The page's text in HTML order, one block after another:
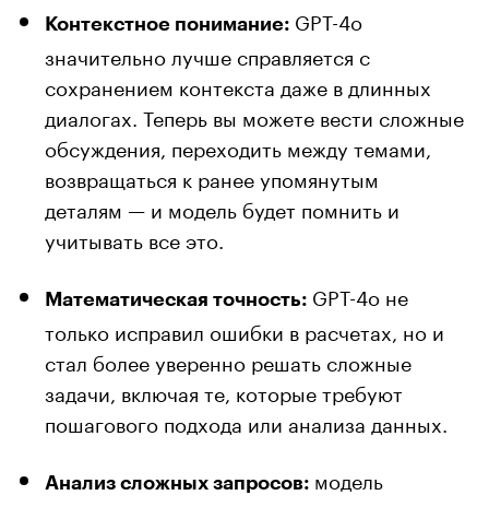
Контекстное понимание: GPT-4o
значительно лучше справляется с
сохранением контекста даже в длинных
диалогах. Теперь вы можете вести сложные
обсуждения, переходить между темами,
возвращаться к ранее упомянутым
деталям — и модель будет помнить и
учитывать все это.
Математическая точность: GPT-4o не
только исправил ошибки в расчетах, но и
стал более уверенно решать сложные
задачи, включая те, которые требуют
пошагового подхода или анализа данных.
Анализ сложных запросов: модель